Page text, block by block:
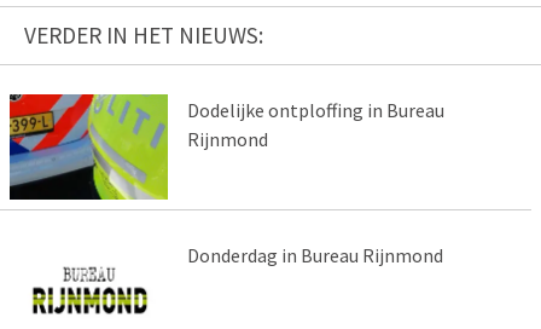
VERDER IN HET NIEUWS:
Dodelijke ontploffing in Bureau
Rijnmond
Donderdag in Bureau Rijnmond